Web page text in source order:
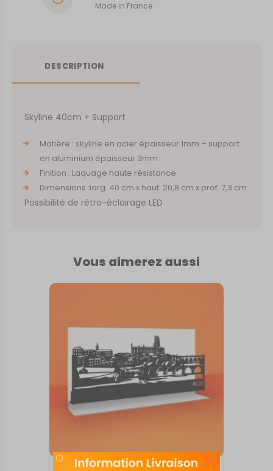
Made in France
DESCRIPTION
Skyline 40cm + Support
Matière : skyline en acier épaisseur 1mm – support
en aluminium épaisseur 3mm
Finition : Laquage haute résistance
Dimensions :larg. 40 cm x haut. 20,8 cm x prof. 7,3 cm
Possibilité de rétro-éclairage LED
Vous aimerez aussi